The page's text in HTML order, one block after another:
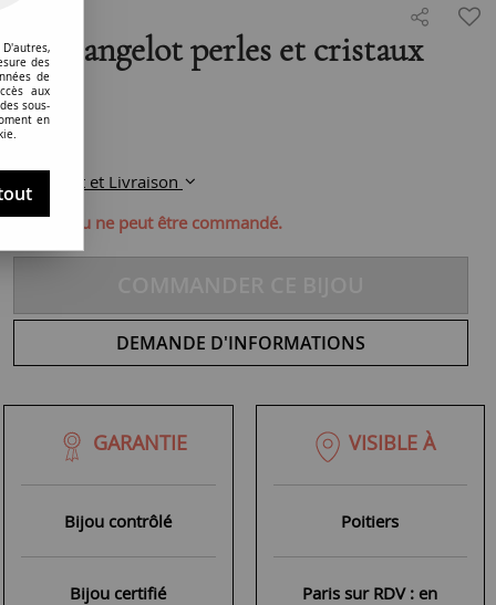
angelot perles et cristaux
Paiement et Livraison
ce bijou ne peut être commandé.
DEMANDE D'INFORMATIONS
GARANTIE
Bijou contrôlé
Bijou certifié
VISIBLE À
Poitiers
Paris sur RDV : en
des
de
aux
sous-
en